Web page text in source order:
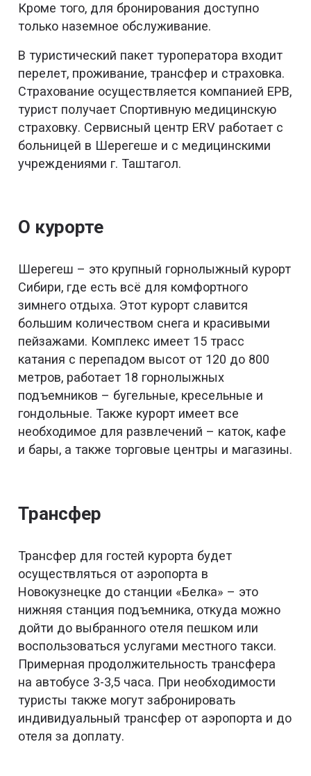
Кроме того, для бронирования доступно
только наземное обслуживание.
В туристический пакет туроператора входит
перелет, проживание, трансфер и страховка.
Страхование осуществляется компанией ЕРВ,
турист получает Спортивную медицинскую
страховку. Сервисный центр ERV работает с
больницей в Шерегеше и с медицинскими
учреждениями г. Таштагол.
О курорте
Шерегеш – это крупный горнолыжный курорт
Сибири, где есть всё для комфортного
зимнего отдыха. Этот курорт славится
большим количеством снега и красивыми
пейзажами. Комплекс имеет 15 трасс
катания с перепадом высот от 120 до 800
метров, работает 18 горнолыжных
подъемников – бугельные, кресельные и
гондольные. Также курорт имеет все
необходимое для развлечений – каток, кафе
и бары, а также торговые центры и магазины.
Трансфер
Трансфер для гостей курорта будет
осуществляться от аэропорта в
Новокузнецке до станции «Белка» – это
нижняя станция подъемника, откуда можно
дойти до выбранного отеля пешком или
воспользоваться услугами местного такси.
Примерная продолжительность трансфера
на автобусе 3-3,5 часа. При необходимости
туристы также могут забронировать
индивидуальный трансфер от аэропорта и до
отеля за доплату.